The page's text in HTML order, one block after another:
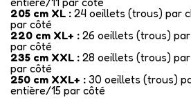
205 cm XL : 24 oeillets (trous) par
par côté
220 cm XL+ : 26 oeillets (trous)
par côté
235 cm XXL : 28 oeillets (trous)
par côté
250 cm XXL+ : 30 oeillets (trous)
entière/15 par côté